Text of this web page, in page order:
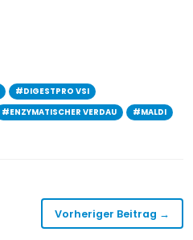
#DIGESTPRO VSI
#ENZYMATISCHER VERDAU
#MALDI
Vorheriger Beitrag →